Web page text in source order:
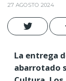
27 AGOSTO 2024
La entrega
abarrotado